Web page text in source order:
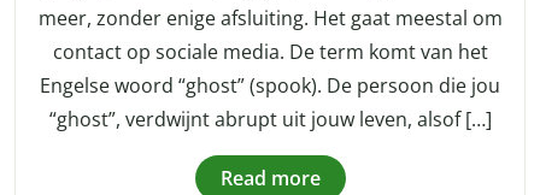
meer, zonder enige afsluiting. Het gaat meestal om
contact op sociale media. De term komt van het
Engelse woord “ghost” (spook). De persoon die jou
“ghost”, verdwijnt abrupt uit jouw leven, alsof […]
Read more